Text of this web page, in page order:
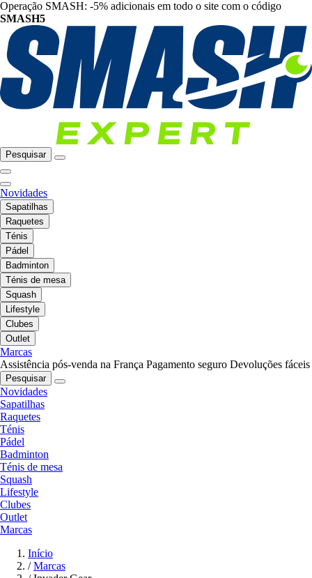
Operação SMASH: -5% adicionais em todo o site com o código
SMASH5
Pesquisar
Novidades
Sapatilhas
Raquetes
Ténis
Pádel
Badminton
Ténis de mesa
Squash
Lifestyle
Clubes
Outlet
Marcas
Assistência pós-venda na França Pagamento seguro Devoluções fáceis
Pesquisar
Novidades
Sapatilhas
Raquetes
Ténis
Pádel
Badminton
Ténis de mesa
Squash
Lifestyle
Clubes
Outlet
Marcas
Início
/ Marcas